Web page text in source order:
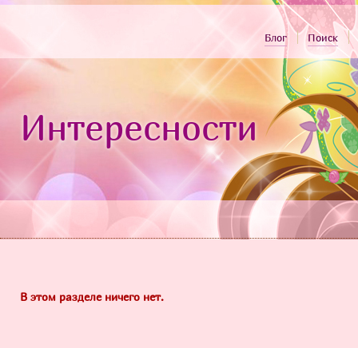
Блог Поиск
Интересности
В этом разделе ничего нет.